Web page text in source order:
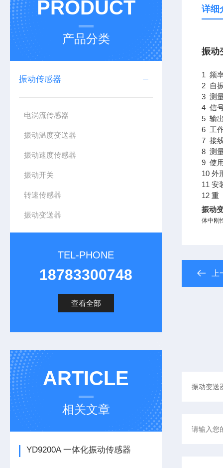
PRODUCT
产品分类
振动传感器
电涡流传感器
振动温度变送器
振动速度传感器
振动开关
转速传感器
振动变送器
TEL-PHONE
18783300748
查看全部
ARTICLE
相关文章
YD9200A 一体化振动传感器
详细
振动
1 频
2 自
3 测
4 信
5 输
6 工
7 接
8 测
9 使
10 外
11 安
12 重
振动
体中刚